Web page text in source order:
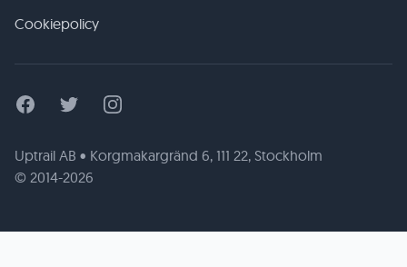
Cookiepolicy
FacebookTwitter Instagram
Uptrail AB • Korgmakargränd 6, 111 22, Stockholm
© 2014-2026